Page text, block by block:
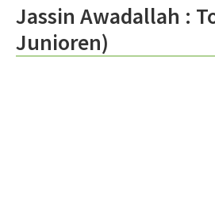
Jassin Awadallah :
Junioren)